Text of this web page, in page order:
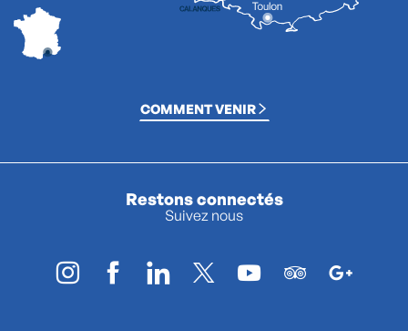
COMMENT VENIR
Restons connectés
Suivez nous